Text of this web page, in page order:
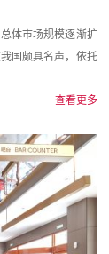
体市场规模逐渐扩
国颇具名声，依托
查看更多